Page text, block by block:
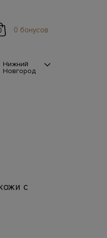
0 бонусов
Нижний
Новгород
с